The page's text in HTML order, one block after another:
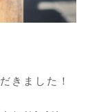
きました！